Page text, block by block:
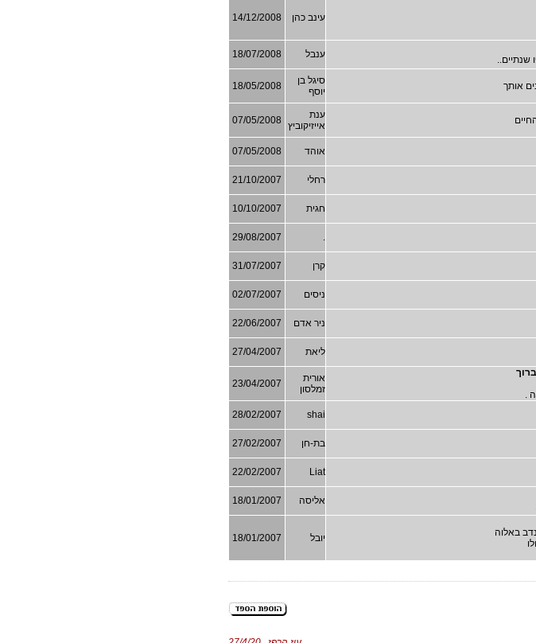
עינב כהן 14/12/2008
שנתיים..
ענבל
18/07/2008
אותך
סיגל בן
יוסף
18/05/2008
ענת
אייזיקוביץ
07/05/2008
אוהד 07/05/2008
רחלי 21/10/2007
חגית 10/10/2007
.
29/08/2007
קרן 31/07/2007
ניסים 02/07/2007
ניר אדם 22/06/2007
ליאת
27/04/2007
.
אורית
זמלסון
23/04/2007
shai
28/02/2007
בת-חן 27/02/2007
Liat
22/02/2007
אליסה
18/01/2007
באלוה
יובל 18/01/2007